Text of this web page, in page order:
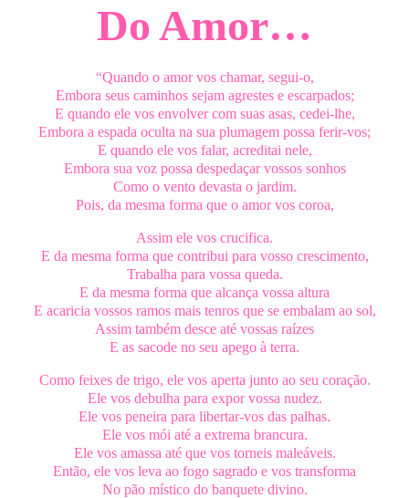
Do Amor…
“Quando o amor vos chamar, segui-o,
Embora seus caminhos sejam agrestes e escarpados;
E quando ele vos envolver com suas asas, cedei-lhe,
Embora a espada oculta na sua plumagem possa ferir-vos;
E quando ele vos falar, acreditai nele,
Embora sua voz possa despedaçar vossos sonhos
Como o vento devasta o jardim.
Pois, da mesma forma que o amor vos coroa,
Assim ele vos crucifica.
E da mesma forma que contribui para vosso crescimento,
Trabalha para vossa queda.
E da mesma forma que alcança vossa altura
E acaricia vossos ramos mais tenros que se embalam ao sol,
Assim também desce até vossas raízes
E as sacode no seu apego à terra.
Como feixes de trigo, ele vos aperta junto ao seu coração.
Ele vos debulha para expor vossa nudez.
Ele vos peneira para libertar-vos das palhas.
Ele vos mói até a extrema brancura.
Ele vos amassa até que vos torneis maleáveis.
Então, ele vos leva ao fogo sagrado e vos transforma
No pão místico do banquete divino.